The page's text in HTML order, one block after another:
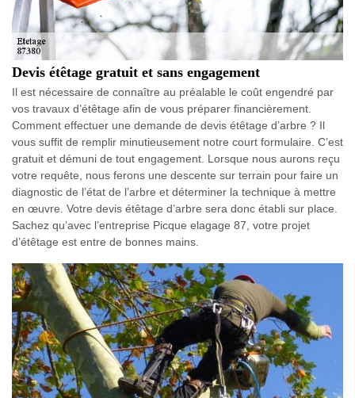
Devis étêtage gratuit et sans engagement
Il est nécessaire de connaître au préalable le coût engendré par
vos travaux d’étêtage afin de vous préparer financièrement.
Comment effectuer une demande de devis étêtage d’arbre ? Il
vous suffit de remplir minutieusement notre court formulaire. C’est
gratuit et démuni de tout engagement. Lorsque nous aurons reçu
votre requête, nous ferons une descente sur terrain pour faire un
diagnostic de l’état de l’arbre et déterminer la technique à mettre
en œuvre. Votre devis étêtage d’arbre sera donc établi sur place.
Sachez qu’avec l’entreprise Picque elagage 87, votre projet
d’étêtage est entre de bonnes mains.